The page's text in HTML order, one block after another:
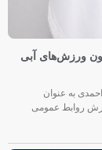
ورزش‌های آبی
به عنوان
روابط عمومی